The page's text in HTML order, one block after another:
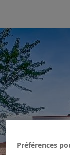
Préférences